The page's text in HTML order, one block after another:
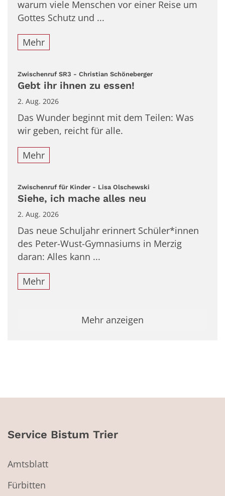
warum viele Menschen vor einer Reise um
Gottes Schutz und ...
Mehr
Zwischenruf SR3 - Christian Schöneberger:
Gebt ihr ihnen zu essen!
2. Aug. 2026
Das Wunder beginnt mit dem Teilen: Was
wir geben, reicht für alle.
Mehr
Zwischenruf für Kinder - Lisa Olschewski
Siehe, ich mache alles neu
2. Aug. 2026
Das neue Schuljahr erinnert Schüler*innen
des Peter-Wust-Gymnasiums in Merzig
daran: Alles kann ...
Mehr
Mehr anzeigen
Service Bistum Trier
Amtsblatt
Fürbitten